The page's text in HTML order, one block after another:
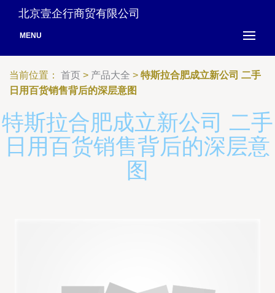
北京壹企行商贸有限公司
MENU
当前位置： 首页 > 产品大全 > 特斯拉合肥成立新公司 二手
日用百货销售背后的深层意图
特斯拉合肥成立新公司 二手
日用百货销售背后的深层意
图